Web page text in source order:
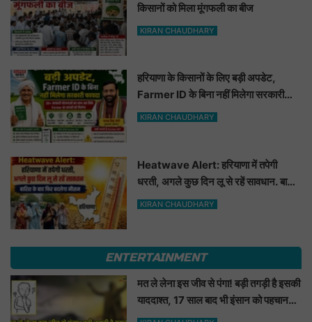
किसानों को मिला मूंगफली का बीज
KIRAN CHAUDHARY
हरियाणा के किसानों के लिए बड़ी अपडेट,
Farmer ID के बिना नहीं मिलेगा सरकारी
फायदा
KIRAN CHAUDHARY
Heatwave Alert: हरियाणा में तपेगी
धरती, अगले कुछ दिन लू से रहें सावधान. बारिश
के बाद फिर बदलेगा मौसम
KIRAN CHAUDHARY
ENTERTAINMENT
मत ले लेना इस जीव से पंगा! बड़ी तगड़ी है इसकी
याददाश्त, 17 साल बाद भी इंसान को पहचानकर
ले लेगा बदला, नाम सुनकर होगी हैरानी...